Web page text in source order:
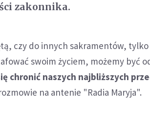
zakonnika.
czy do innych sakramentów, tylko
swoim życiem, możemy być
chronić naszych najbliższych
na antenie "Radia Maryja".